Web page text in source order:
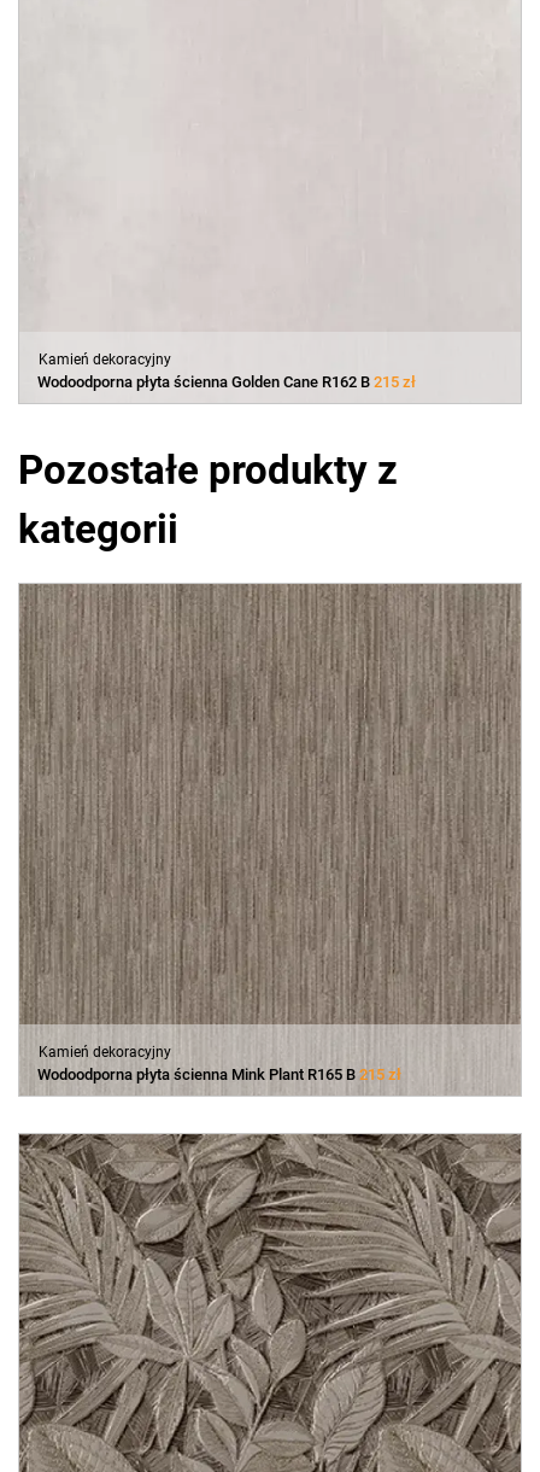
Kamień dekoracyjny
Wodoodporna płyta ścienna Golden Cane R162 B 215 zł
Pozostałe produkty z
kategorii
Kamień dekoracyjny
Wodoodporna płyta ścienna Mink Plant R165 B 215 zł